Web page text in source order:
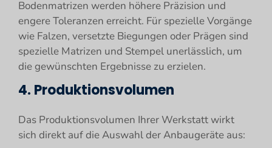
Bodenmatrizen werden höhere Präzision und
engere Toleranzen erreicht. Für spezielle Vorgänge
wie Falzen, versetzte Biegungen oder Prägen sind
spezielle Matrizen und Stempel unerlässlich, um
die gewünschten Ergebnisse zu erzielen.
4. Produktionsvolumen
Das Produktionsvolumen Ihrer Werkstatt wirkt
sich direkt auf die Auswahl der Anbaugeräte aus: